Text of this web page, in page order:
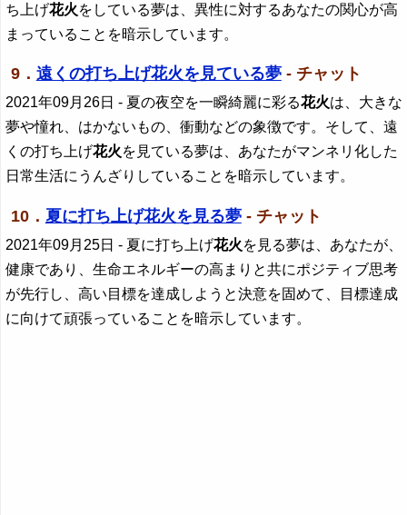
ち上げ花火をしている夢は、異性に対するあなたの関心が高
まっていることを暗示しています。
9． 遠くの打ち上げ花火を見ている夢- チャット
2021年09月26日 - 夏の夜空を一瞬綺麗に彩る花火は、大きな
夢や憧れ、はかないもの、衝動などの象徴です。そして、遠
くの打ち上げ花火を見ている夢は、あなたがマンネリ化した
日常生活にうんざりしていることを暗示しています。
10． 夏に打ち上げ花火を見る夢- チャット
2021年09月25日 - 夏に打ち上げ花火を見る夢は、あなたが、
健康であり、生命エネルギーの高まりと共にポジティブ思考
が先行し、高い目標を達成しようと決意を固めて、目標達成
に向けて頑張っていることを暗示しています。